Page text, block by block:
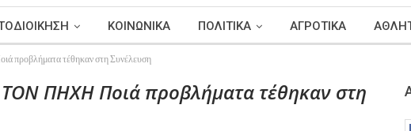
ΚΟΙΝΩΝΙΚΑ ΠΟΛΙΤΙΚΑ ΑΓΡΟΤΙΚΑ
τέθηκαν στη Συνέλευση
ΠΗΧΗ Ποιά προβλήματα τέθηκαν στη